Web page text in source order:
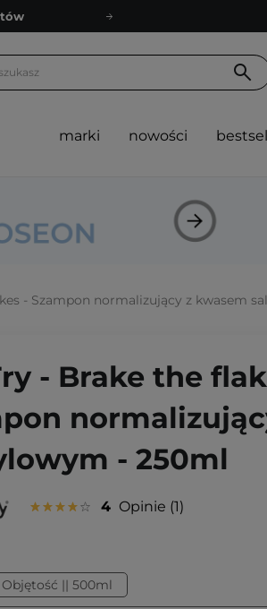
24h.
marki nowości
- Szampon normalizujący z kwasem
- Brake the
- 250ml
4 Opinie 1
Objętość || 500ml